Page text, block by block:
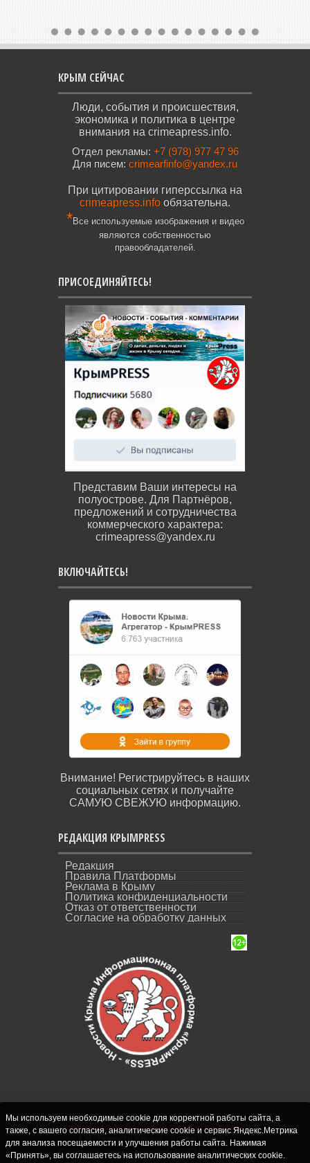
КРЫМ СЕЙЧАС
Люди, события и происшествия,
экономика и политика в центре
внимания на crimeapress.info.
Отдел рекламы: +7 (978) 977 47 96
Для писем: crimearfinfo@yandex.ru
При цитировании гиперссылка на
crimeapress.info обязательна.
*Все используемые изображения и видео
являются собственностью
правообладателей.
ПРИСОЕДИНЯЙТЕСЬ!
Представим Ваши интересы на
полуострове. Для Партнёров,
предложений и сотрудничества
коммерческого характера:
crimeapress@yandex.ru
ВКЛЮЧАЙТЕСЬ!
Внимание! Регистрируйтесь в наших
социальных сетях и получайте
САМУЮ СВЕЖУЮ информацию.
РЕДАКЦИЯ КРЫМPRESS
Редакция
Правила Платформы
Реклама в Крыму
Политика конфиденциальности
Отказ от ответственности
Согласие на обработку данных
СИ "Новости Крыма - КрымPRESS".
Свидетельство о регистрации СМИ ЭЛ № ФС
Мы используем необходимые cookie для корректной работы сайта, а
также, с вашего согласия, аналитические cookie и сервис Яндекс.Метрика
для анализа посещаемости и улучшения работы сайта. Нажимая
«Принять», вы соглашаетесь на использование аналитических cookie.